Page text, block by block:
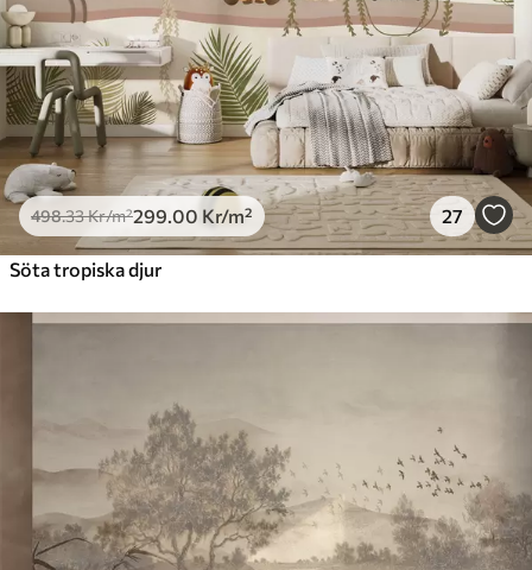
498.33Kr/m²299 .00 Kr/m² 27
Söta tropiska djur